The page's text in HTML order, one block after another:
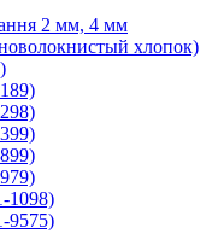
2 мм, 4 мм
хлопок)
1098)
9575)